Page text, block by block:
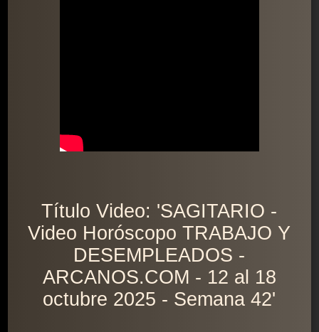
Título Video: 'SAGITARIO -
Video Horóscopo TRABAJO Y
DESEMPLEADOS -
ARCANOS.COM - 12 al 18
octubre 2025 - Semana 42'